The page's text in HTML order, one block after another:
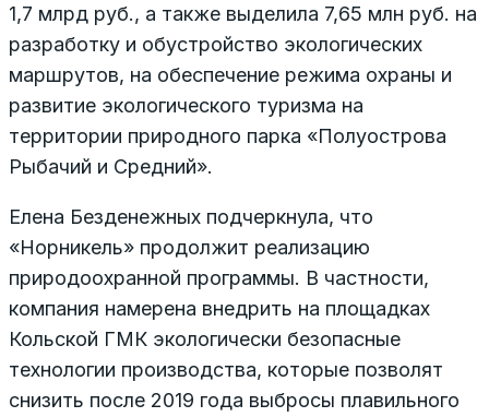
1,7 млрд руб., а также выделила 7,65 млн руб. на
разработку и обустройство экологических
маршрутов, на обеспечение режима охраны и
развитие экологического туризма на
территории природного парка «Полуострова
Рыбачий и Средний».
Елена Безденежных подчеркнула, что
«Норникель» продолжит реализацию
природоохранной программы. В частности,
компания намерена внедрить на площадках
Кольской ГМК экологически безопасные
технологии производства, которые позволят
снизить после 2019 года выбросы плавильного